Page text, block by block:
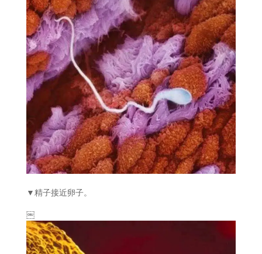
▼精子接近卵子。
￼